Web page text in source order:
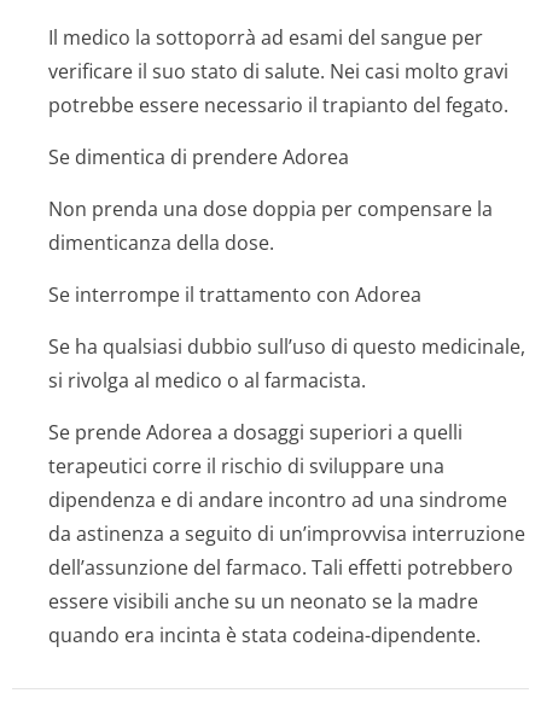
Il medico la sottoporrà ad esami del sangue per
verificare il suo stato di salute. Nei casi molto gravi
potrebbe essere necessario il trapianto del fegato.
Se dimentica di prendere Adorea
Non prenda una dose doppia per compensare la
dimenticanza della dose.
Se interrompe il trattamento con Adorea
Se ha qualsiasi dubbio sull’uso di questo medicinale,
si rivolga al medico o al farmacista.
Se prende Adorea a dosaggi superiori a quelli
terapeutici corre il rischio di sviluppare una
dipendenza e di andare incontro ad una sindrome
da astinenza a seguito di un’improvvisa interruzione
dell’assunzione del farmaco. Tali effetti potrebbero
essere visibili anche su un neonato se la madre
quando era incinta è stata codeina-dipendente.